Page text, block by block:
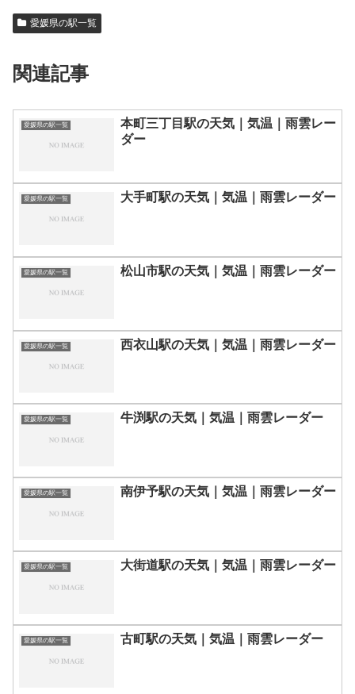
愛媛県の駅一覧
関連記事
愛媛県の駅一覧
本町三丁目駅の天気｜気温｜雨雲レー
ダー
愛媛県の駅一覧 大手町駅の天気｜気温｜雨雲レーダー
愛媛県の駅一覧 松山市駅の天気｜気温｜雨雲レーダー
愛媛県の駅一覧 西衣山駅の天気｜気温｜雨雲レーダー
愛媛県の駅一覧 牛渕駅の天気｜気温｜雨雲レーダー
愛媛県の駅一覧 南伊予駅の天気｜気温｜雨雲レーダー
愛媛県の駅一覧 大街道駅の天気｜気温｜雨雲レーダー
愛媛県の駅一覧 古町駅の天気｜気温｜雨雲レーダー